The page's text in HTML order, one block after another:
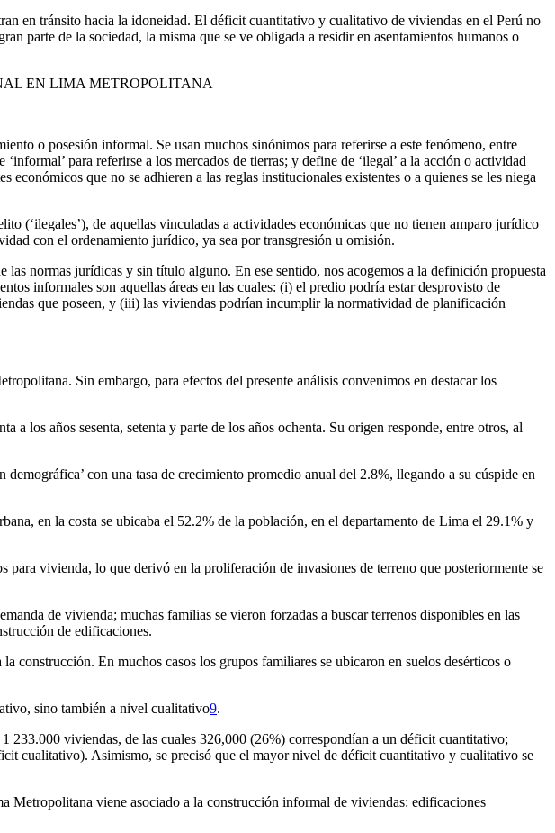
en tránsito hacia la idoneidad. El déficit cuantitativo y cualitativo de viviendas en el Perú no
parte de la sociedad, la misma que se ve obligada a residir en asentamientos humanos o
EN LIMA METROPOLITANA
o posesión informal. Se usan muchos sinónimos para referirse a este fenómeno, entre
‘informal’ para referirse a los mercados de tierras; y define de ‘ilegal’ a la acción o actividad
que no se adhieren a las reglas institucionales existentes o a quienes se les niega
(‘ilegales’), de aquellas vinculadas a actividades económicas que no tienen amparo jurídico
con el ordenamiento jurídico, ya sea por transgresión u omisión.
normas jurídicas y sin título alguno. En ese sentido, nos acogemos a la definición propuesta
informales son aquellas áreas en las cuales: (i) el predio podría estar desprovisto de
que poseen, y (iii) las viviendas podrían incumplir la normatividad de planificación
Sin embargo, para efectos del presente análisis convenimos en destacar los
los años sesenta, setenta y parte de los años ochenta. Su origen responde, entre otros, al
con una tasa de crecimiento promedio anual del 2.8%, llegando a su cúspide en
en la costa se ubicaba el 52.2% de la población, en el departamento de Lima el 29.1% y
vivienda, lo que derivó en la proliferación de invasiones de terreno que posteriormente se
de vivienda; muchas familias se vieron forzadas a buscar terrenos disponibles en las
de edificaciones.
construcción. En muchos casos los grupos familiares se ubicaron en suelos desérticos o
sino también a nivel cualitativo9.
233.000 viviendas, de las cuales 326,000 (26%) correspondían a un déficit cuantitativo;
cualitativo). Asimismo, se precisó que el mayor nivel de déficit cuantitativo y cualitativo se
viene asociado a la construcción informal de viviendas: edificaciones